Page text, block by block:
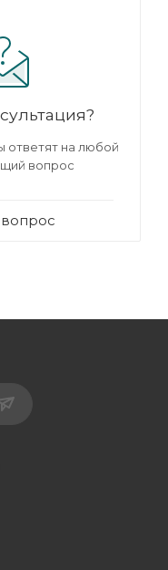
ответят на любой
вопрос
вопрос